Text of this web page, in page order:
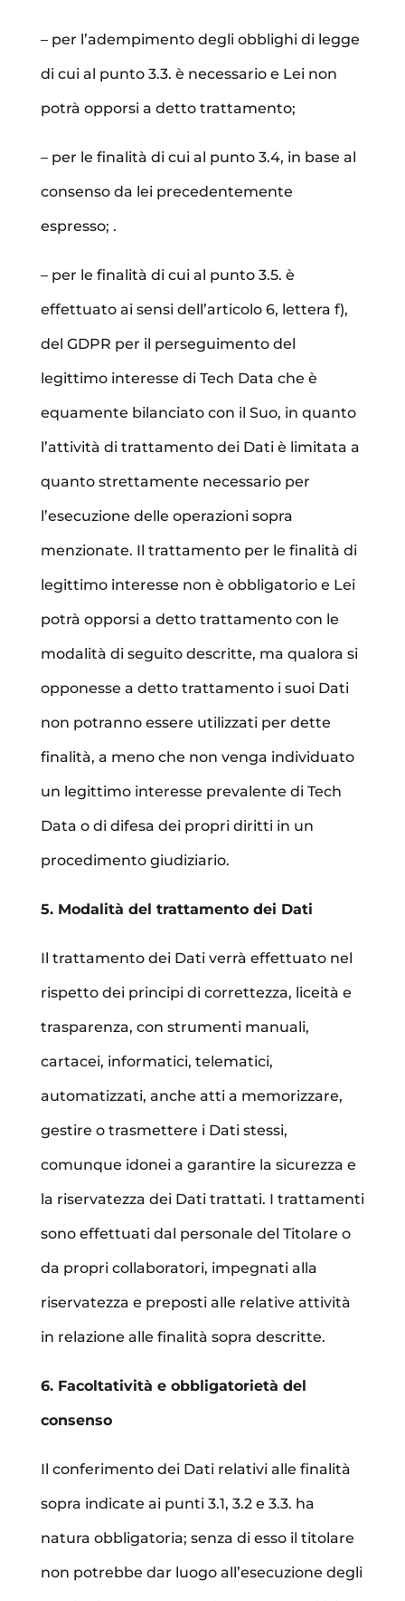
– per l’adempimento degli obblighi di legge
di cui al punto 3.3. è necessario e Lei non
potrà opporsi a detto trattamento;
– per le finalità di cui al punto 3.4, in base al
consenso da lei precedentemente
espresso; .
– per le finalità di cui al punto 3.5. è
effettuato ai sensi dell’articolo 6, lettera f),
del GDPR per il perseguimento del
legittimo interesse di Tech Data che è
equamente bilanciato con il Suo, in quanto
l’attività di trattamento dei Dati è limitata a
quanto strettamente necessario per
l’esecuzione delle operazioni sopra
menzionate. Il trattamento per le finalità di
legittimo interesse non è obbligatorio e Lei
potrà opporsi a detto trattamento con le
modalità di seguito descritte, ma qualora si
opponesse a detto trattamento i suoi Dati
non potranno essere utilizzati per dette
finalità, a meno che non venga individuato
un legittimo interesse prevalente di Tech
Data o di difesa dei propri diritti in un
procedimento giudiziario.
5. Modalità del trattamento dei Dati
Il trattamento dei Dati verrà effettuato nel
rispetto dei principi di correttezza, liceità e
trasparenza, con strumenti manuali,
cartacei, informatici, telematici,
automatizzati, anche atti a memorizzare,
gestire o trasmettere i Dati stessi,
comunque idonei a garantire la sicurezza e
la riservatezza dei Dati trattati. I trattamenti
sono effettuati dal personale del Titolare o
da propri collaboratori, impegnati alla
riservatezza e preposti alle relative attività
in relazione alle finalità sopra descritte.
6. Facoltatività e obbligatorietà del
consenso
Il conferimento dei Dati relativi alle finalità
sopra indicate ai punti 3.1, 3.2 e 3.3. ha
natura obbligatoria; senza di esso il titolare
non potrebbe dar luogo all’esecuzione degli